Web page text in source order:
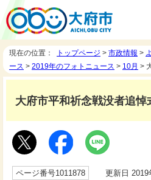
現在の位置： トップページ > 市政情報 >
ース > 2019年のフォトニュース > 10月 >
大府市平和祈念戦没者追悼
ページ番号1011878 更新日 2019